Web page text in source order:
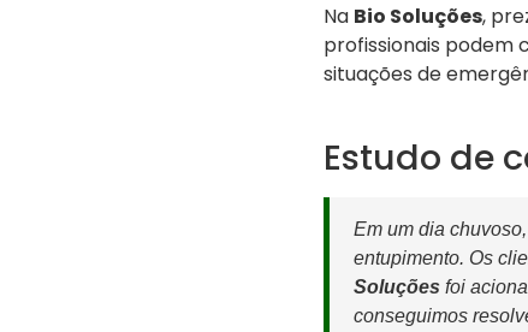
Na Bio Soluções,
profissionais podem
situações de
Estudo de
Em um dia
entupimento. Os
Soluções foi
conseguimos